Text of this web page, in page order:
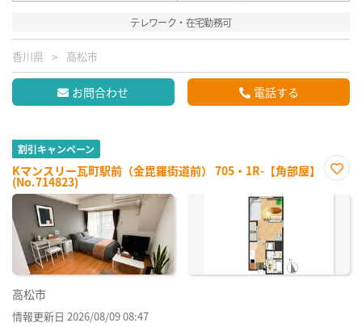
テレワーク・在宅勤務可
香川県 高松市
お問合わせ 電話する
割引キャンペーン
Kマンスリー瓦町駅前（金毘羅街道前） 705・1R-【角部屋】
(No.714823)
に入
高松市
情報更新日 2026/08/09 08:47